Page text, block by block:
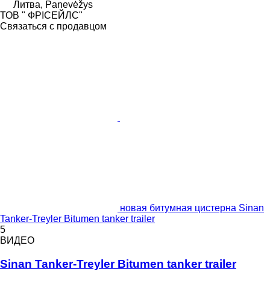
Литва, Panevėžys
ТОВ " ФРІСЕЙЛС"
Связаться с продавцом
новая битумная цистерна Sinan
Tanker-Treyler Bitumen tanker trailer
5
ВИДЕО
Sinan Tanker-Treyler Bitumen tanker trailer